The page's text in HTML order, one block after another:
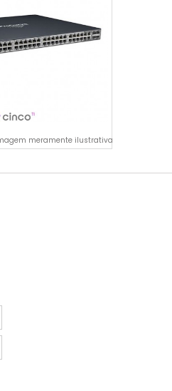
meramente ilustrativa